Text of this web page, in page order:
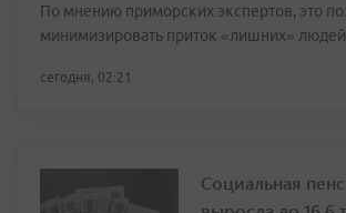
По мнению приморских экспертов, это
минимизировать приток «лишних» людей
сегодня, 02:21
Социальная